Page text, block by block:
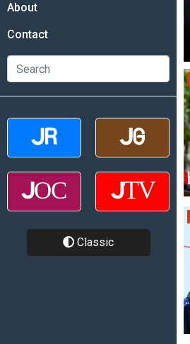
About
Contact
Classic